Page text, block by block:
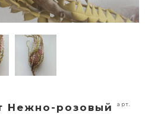
Нежно-розовый арт.